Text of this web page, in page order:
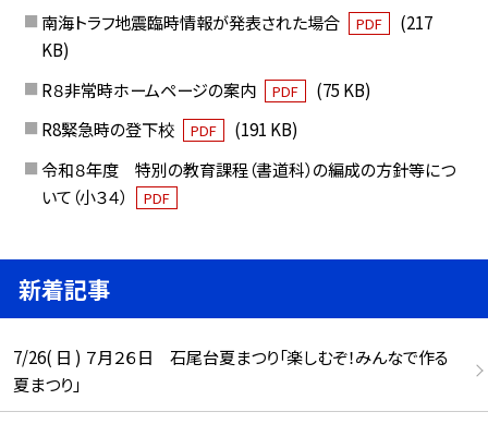
南海トラフ地震臨時情報が発表された場合
PDF
(217
KB)
R８非常時ホームページの案内
PDF
(75 KB)
R8緊急時の登下校
PDF
(191 KB)
令和８年度 特別の教育課程（書道科）の編成の方針等につ
いて（小３４）
PDF
新着記事
7/26( 日 ) ７月２６日 石尾台夏まつり「楽しむぞ！みんなで作る
夏まつり」